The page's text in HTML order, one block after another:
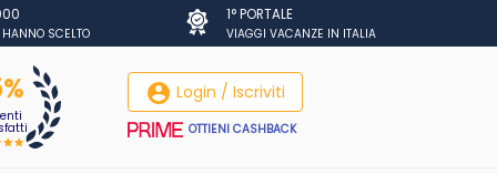
SCELTO
1° PORTALE
VIAGGI VACANZE IN ITALIA
account_circle Login / Iscriviti
OTTIENI CASHBACK